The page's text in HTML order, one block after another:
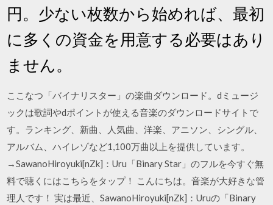
円。少ない枚数から始めれば、最初
に多くの資金を用意する必要はあり
ません。
ここなつ「バイナリスター」の楽曲ダウンロード。dミュージ
ックは歌詞やdポイントが使える音楽のダウンロードサイトで
す。ランキング、新曲、人気曲、洋楽、アニソン、シングル、
アルバム、ハイレゾなど1,100万曲以上を提供しています。
→SawanoHiroyuki[nZk]：Uru「Binary Star」のフルを今すぐ無
料で聴くにはこちらをタップ！ こんにちは。音楽が大好きな管
理人です！ 実は最近、SawanoHiroyuki[nZk]：Uruの「Binary